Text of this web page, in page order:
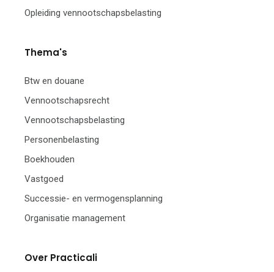
Opleiding vennootschapsbelasting
Thema's
Btw en douane
Vennootschapsrecht
Vennootschapsbelasting
Personenbelasting
Boekhouden
Vastgoed
Successie- en vermogensplanning
Organisatie management
Over Practicali